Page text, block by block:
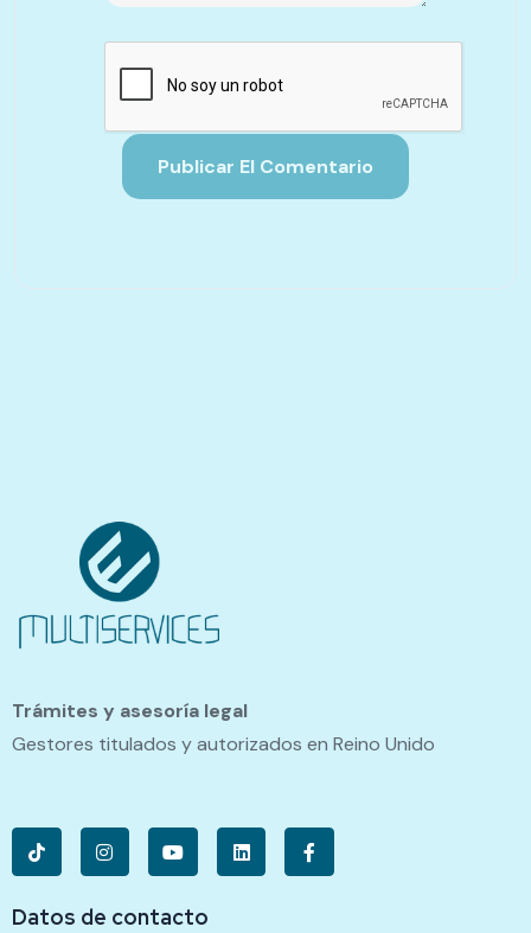
Trámites y asesoría legal
Gestores titulados y autorizados en Reino Unido
Datos de contacto